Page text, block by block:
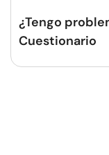
¿Tengo
Cuestionario